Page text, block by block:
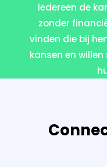
iedereen de
zonder
vinden die bij
kansen en